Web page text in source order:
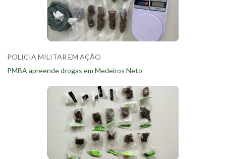
POLICIA MILITAR EM AÇÃO
PMBA apreende drogas em Medeiros Neto